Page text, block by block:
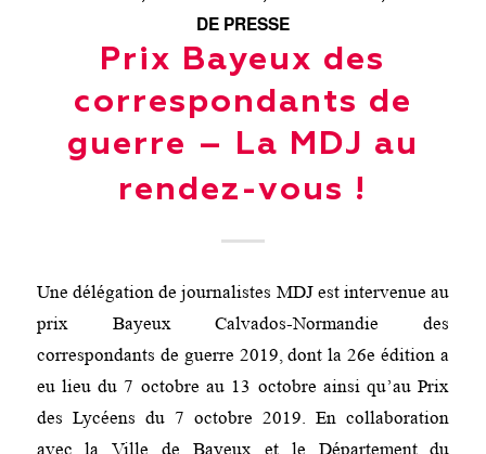
DE PRESSE
Prix Bayeux des
correspondants de
guerre – La MDJ au
rendez-vous !
Une délégation de journalistes MDJ est intervenue au
prix Bayeux Calvados-Normandie des
correspondants de guerre 2019, dont la 26e édition a
eu lieu du 7 octobre au 13 octobre ainsi qu’au Prix
des Lycéens du 7 octobre 2019. En collaboration
avec la Ville de Bayeux et le Département du